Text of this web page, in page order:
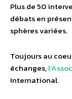
Plus de 50
débats en
sphères variées.
Toujours au
échanges,
International.